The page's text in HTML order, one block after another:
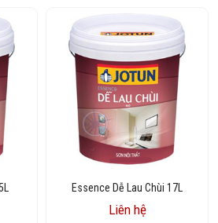
Essence Dễ Lau Chùi 17L
Liên hệ